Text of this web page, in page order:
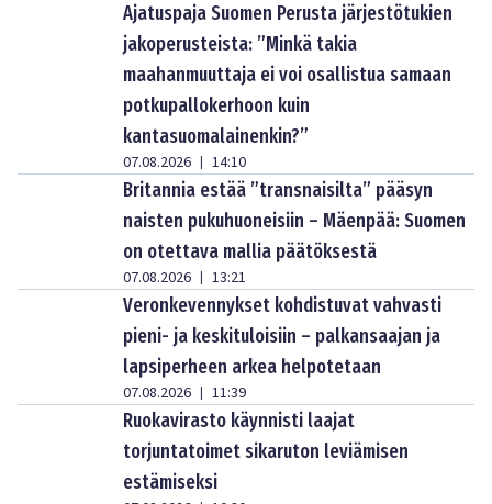
Ajatuspaja Suomen Perusta järjestötukien
jakoperusteista: ”Minkä takia
maahanmuuttaja ei voi osallistua samaan
potkupallokerhoon kuin
kantasuomalainenkin?”
07.08.2026 | 14:10
Britannia estää ”transnaisilta” pääsyn
naisten pukuhuoneisiin – Mäenpää: Suomen
on otettava mallia päätöksestä
07.08.2026 | 13:21
Veronkevennykset kohdistuvat vahvasti
pieni- ja keskituloisiin – palkansaajan ja
lapsiperheen arkea helpotetaan
07.08.2026 | 11:39
Ruokavirasto käynnisti laajat
torjuntatoimet sikaruton leviämisen
estämiseksi